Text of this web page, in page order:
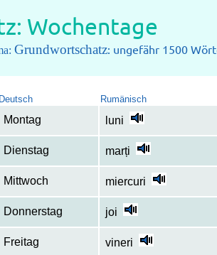
Wochentage
Grundwortschatz: ungefähr 1500
Deutsch Rumänisch
Montag luni
Dienstag marți
Mittwoch miercuri
Donnerstag joi
Freitag vineri